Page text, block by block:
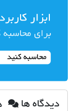
دیدگاه ها